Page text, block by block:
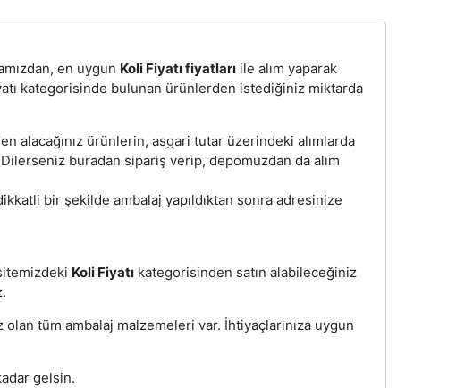
en uygun Koli Fiyatı fiyatlarıile alım yaparak
kategorisinde bulunan ürünlerden istediğiniz miktarda
alacağınız ürünlerin, asgari tutar üzerindeki alımlarda
buradan sipariş verip, depomuzdan da alım
bir şekilde ambalaj yapıldıktan sonra adresinize
Koli Fiyatıkategorisinden satın alabileceğiniz
tüm ambalaj malzemeleri var. İhtiyaçlarınıza uygun
gelsin.